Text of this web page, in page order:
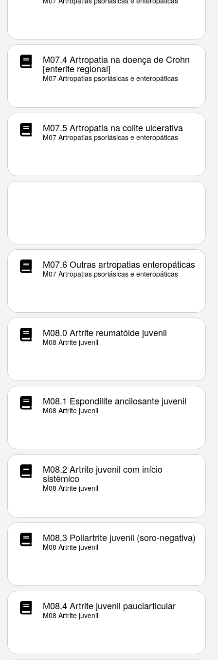
M07.4 Artropatia na doença de Crohn
[enterite regional]
M07 Artropatias psoriásicas e enteropáticas
M07.5 Artropatia na colite ulcerativa
M07 Artropatias psoriásicas e enteropáticas
M07.6 Outras artropatias enteropáticas
M07 Artropatias psoriásicas e enteropáticas
M08.0 Artrite reumatóide juvenil
M08 Artrite juvenil
M08.1 Espondilite ancilosante juvenil
M08 Artrite juvenil
M08.2 Artrite juvenil com início
sistêmico
M08 Artrite juvenil
M08.3 Poliartrite juvenil (soro-negativa)
M08 Artrite juvenil
M08.4 Artrite juvenil pauciarticular
M08 Artrite juvenil